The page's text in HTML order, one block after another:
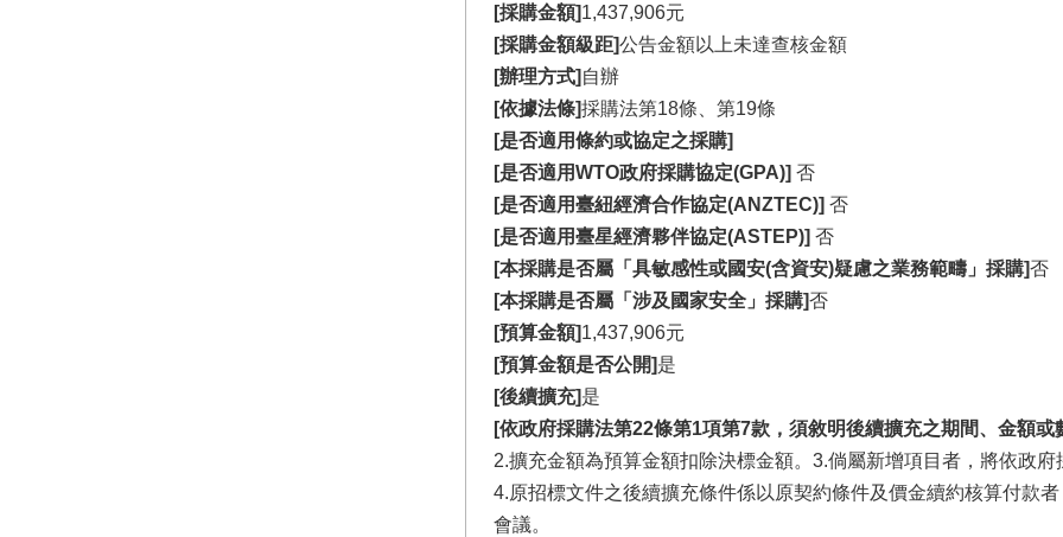
[採購金額]1,437,906元
[採購金額級距]公告金額以上未達查核金額
[辦理方式] 自辦
[依據法條]採購法第18條、第19條
[是否適用條約或協定之採購]
[是否適用WTO政府採購協定(GPA)] 否
[是否適用臺紐經濟合作協定(ANZTEC)] 否
[是否適用臺星經濟夥伴協定(ASTEP)] 否
[本採購是否屬「具敏感性或國安(含資安)疑慮之業務範疇」採購]否
[本採購是否屬「涉及國家安全」採購]否
[預算金額]1,437,906元
[預算金額是否公開]是
[後續擴充]是
[依政府採購法第22條第1項第7款，須敘明後續擴充之期間、金額或
2.擴充金額為預算金額扣除決標金額。3.倘屬新增項目者，將依政
4.原招標文件之後續擴充條件係以原契約條件及價金續約核算付款
會議。